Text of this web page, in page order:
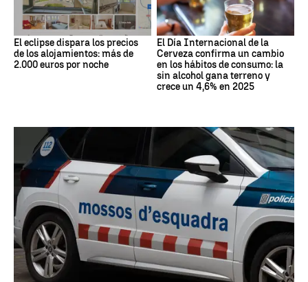
El eclipse dispara los precios
de los alojamientos: más de
2.000 euros por noche
El Día Internacional de la
Cerveza confirma un cambio
en los hábitos de consumo: la
sin alcohol gana terreno y
crece un 4,6% en 2025
Estafa